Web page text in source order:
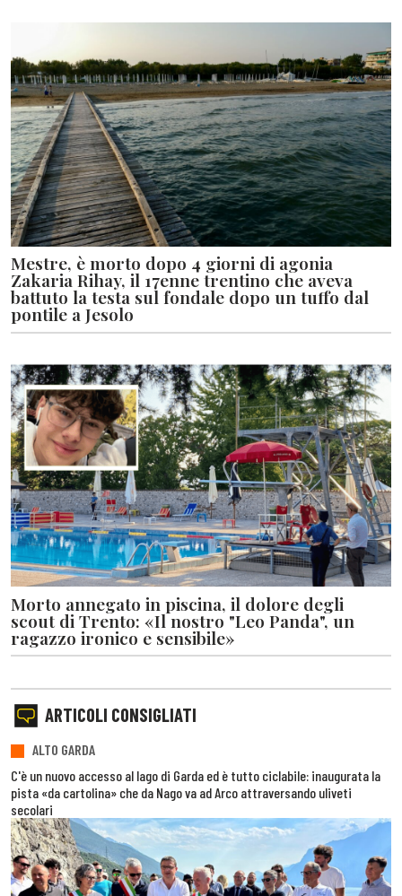
Mestre, è morto dopo 4 giorni di agonia
Zakaria Rihay, il 17enne trentino che aveva
battuto la testa sul fondale dopo un tuffo dal
pontile a Jesolo
Morto annegato in piscina, il dolore degli
scout di Trento: «Il nostro "Leo Panda", un
ragazzo ironico e sensibile»
ARTICOLI CONSIGLIATI
ALTO GARDA
C'è un nuovo accesso al lago di Garda ed è tutto ciclabile: inaugurata la
pista «da cartolina» che da Nago va ad Arco attraversando uliveti
secolari